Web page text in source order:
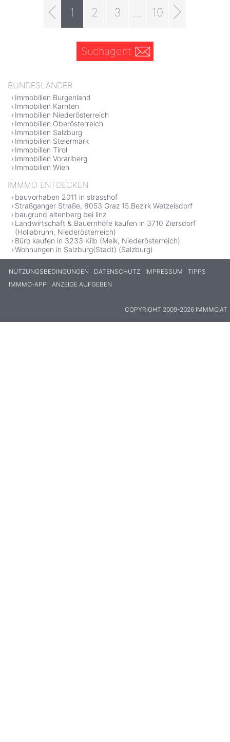
1 2 3 10
Suchagent
BUNDESLÄNDER
Immobilien Burgenland
Immobilien Kärnten
Immobilien Niederösterreich
Immobilien Oberösterreich
Immobilien Salzburg
Immobilien Steiermark
Immobilien Tirol
Immobilien Vorarlberg
Immobilien Wien
IMMMO ENTDECKEN
bauvorhaben 2011 in strasshof
Straßganger Straße, 8053 Graz 15.Bezirk Wetzelsdorf
baugrund altenberg bei linz
Landwirtschaft & Bauernhöfe kaufen in 3710 Ziersdorf
(Hollabrunn, Niederösterreich)
Büro kaufen in 3233 Kilb (Melk, Niederösterreich)
Wohnungen in Salzburg(Stadt) (Salzburg)
NUTZUNGSBEDINGUNGEN DATENSCHUTZ IMPRESSUM
TIPPS
IMMMO-APP
ANZEIGE AUFGEBEN
COPYRIGHT 2009-2026 IMMMO.AT